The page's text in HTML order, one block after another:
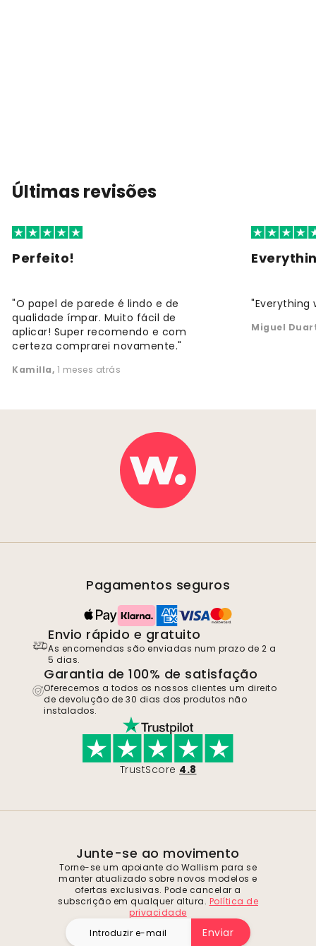
Últimas revisões
Perfeito!
"O papel de parede é lindo e de
qualidade ímpar. Muito fácil de
aplicar! Super recomendo e com
certeza comprarei novamente."
Kamilla, 1 meses atrás
"Everything
Miguel
Pagamentos seguros
Envio rápido e gratuito
As encomendas são enviadas num prazo de 2 a
5 dias.
Garantia de 100% de satisfação
Oferecemos a todos os nossos clientes um direito
de devolução de 30 dias dos produtos não
instalados.
TrustScore 4.8
Junte-se ao movimento
Torne-se um apoiante do Wallism para se
manter atualizado sobre novos modelos e
ofertas exclusivas. Pode cancelar a
subscrição em qualquer altura. Política de
privacidade
Enviar